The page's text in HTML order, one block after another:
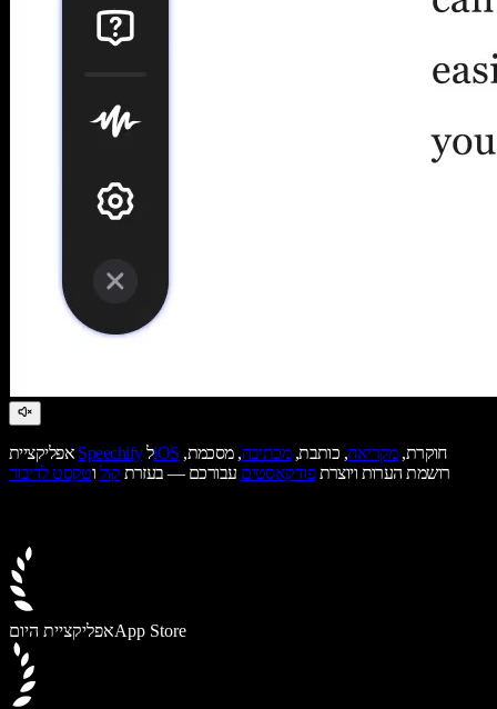
אפליקציית Speechify לiOS חוקרת,מקריאה, כותבת,מכתיבה, מסכמת,
רושמת הערות ויוצרתפודקאסטים עבורכם — בעזרת קול וטקסט לדיבור
אפליקציית היוםApp Store